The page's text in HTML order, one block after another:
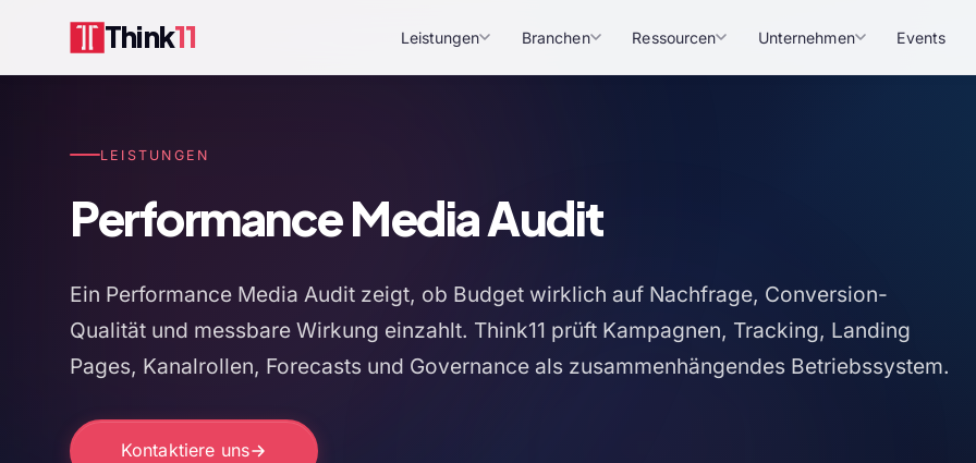
Think11 Leistungen Branchen Ressourcen Unternehmen Events
LEISTUNGEN
Performance Media Audit
Ein Performance Media Audit zeigt, ob Budget wirklich auf Nachfrage, Conversion-
Qualität und messbare Wirkung einzahlt. Think11 prüft Kampagnen, Tracking, Landing
Pages, Kanalrollen, Forecasts und Governance als zusammenhängendes Betriebssystem.
Kontaktiere uns